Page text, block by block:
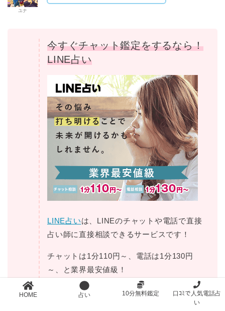
ユナ
今すぐチャット鑑定をするなら！
LINE占い
LINE占いは、LINEのチャットや電話で直接
占い師に直接相談できるサービスです！
チャットは1分110円～、電話は1分130円
～、と業界最安値級！
LINE占いなら、LINEのアプリさえあれば、
恋愛・結婚・人生相談と、約1500名以上いる
HOME 占い 10分無料鑑定
口ｺﾐで人気電話占
い